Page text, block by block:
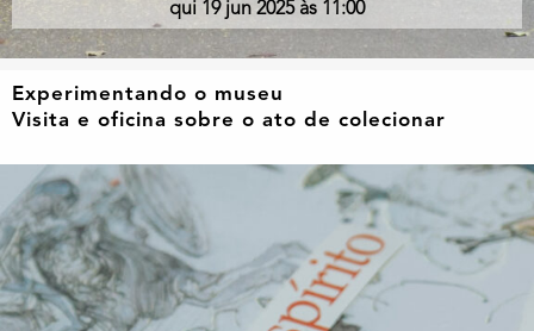
qui 19 jun 2025 às 11:00
Experimentando o museu
Visita e oficina sobre o ato de colecionar